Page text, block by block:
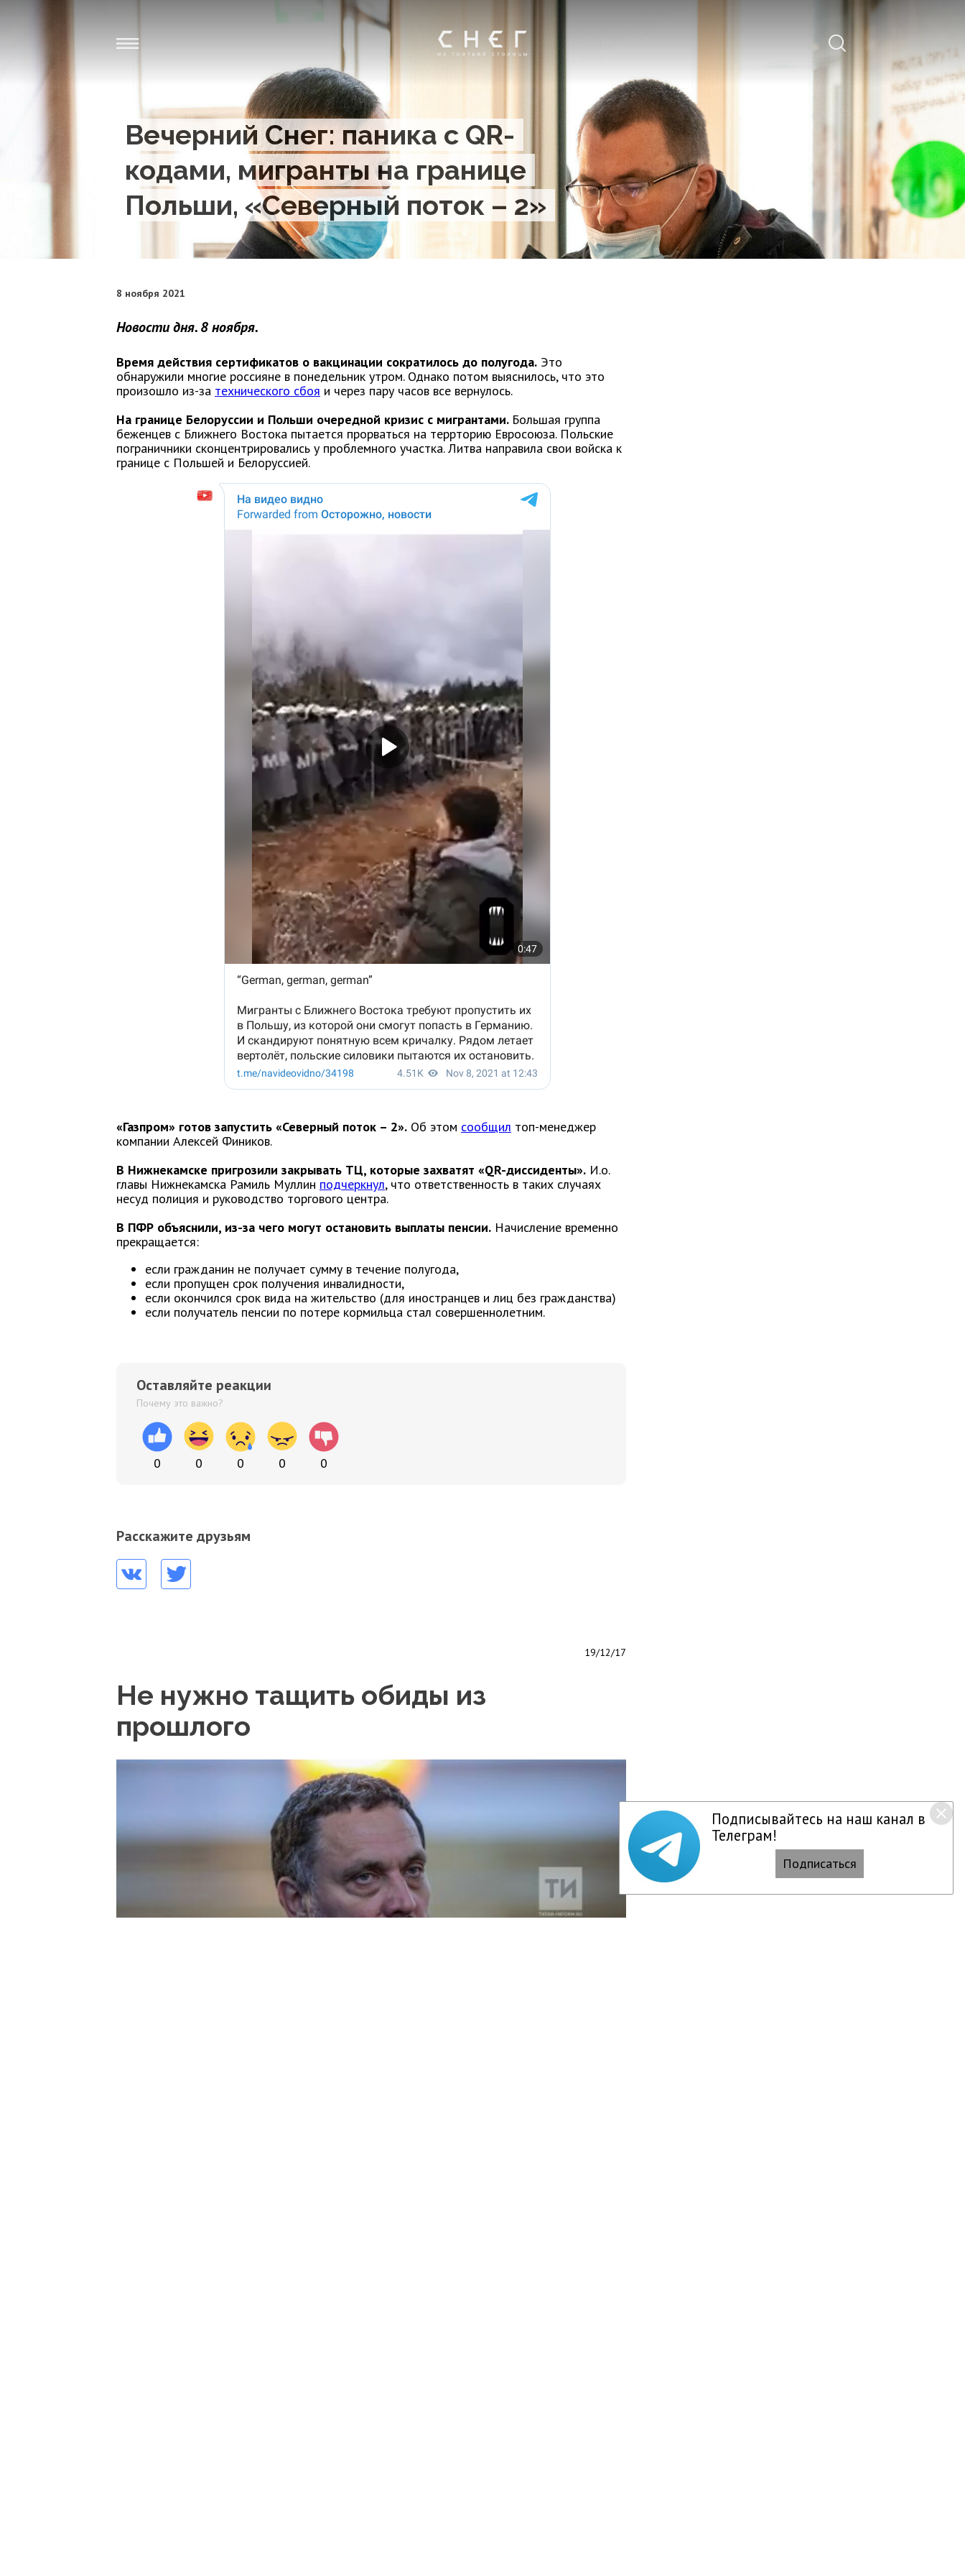
Вечерний Снег: паника с QR-
кодами, мигранты на границе
Польши, «Северный поток – 2»
8 ноября 2021
Новости дня. 8 ноября.
Время действия сертификатов о вакцинации сократилось до полугода. Это
обнаружили многие россияне в понедельник утром. Однако потом выяснилось, что это
произошло из-за технического сбоя и через пару часов все вернулось.
На границе Белоруссии и Польши очередной кризис с мигрантами. Большая группа
беженцев с Ближнего Востока пытается прорваться на террторию Евросоюза. Польские
пограничники сконцентрировались у проблемного участка. Литва направила свои войска к
границе с Польшей и Белоруссией.
«Газпром» готов запустить «Северный поток – 2». Об этом сообщил топ-менеджер
компании Алексей Фиников.
В Нижнекамске пригрозили закрывать ТЦ, которые захватят «QR-диссиденты». И.о.
главы Нижнекамска Рамиль Муллин подчеркнул, что ответственность в таких случаях
несуд полиция и руководство торгового центра.
В ПФР объяснили, из-за чего могут остановить выплаты пенсии. Начисление временно
прекращается:
если гражданин не получает сумму в течение полугода,
если пропущен срок получения инвалидности,
если окончился срок вида на жительство (для иностранцев и лиц без гражданства)
если получатель пенсии по потере кормильца стал совершеннолетним.
Оставляйте реакции
Почему это важно?
0 0 0 0 0
Расскажите друзьям
19/12/17
Не нужно тащить обиды из
прошлого
Подписывайтесь на наш канал в
Телеграм!
Подписаться